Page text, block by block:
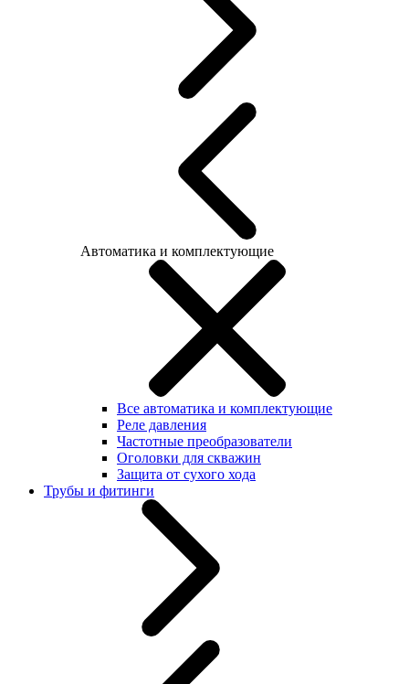
Автоматика и комплектующие
Все автоматика и комплектующие
Реле давления
Частотные преобразователи
Оголовки для скважин
Защита от сухого хода
Трубы и фитинги